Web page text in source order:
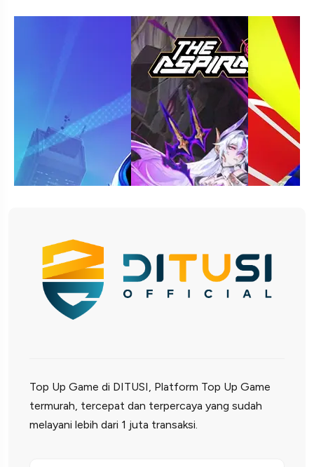
Top Up Game di DITUSI, Platform Top Up Game
termurah, tercepat dan terpercaya yang sudah
melayani lebih dari 1 juta transaksi.